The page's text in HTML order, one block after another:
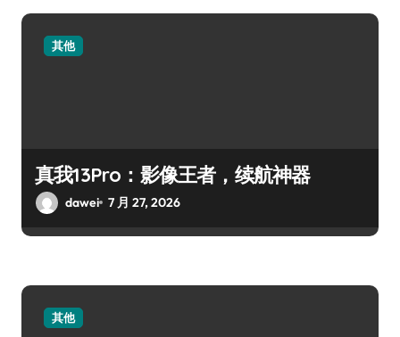
其他
真我13Pro：影像王者，续航神器
dawei 7 月 27, 2026
其他